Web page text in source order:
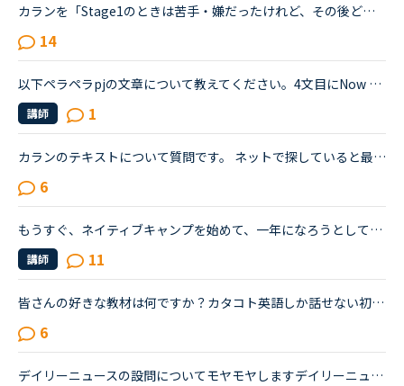
カランを「Stage1のときは苦手・嫌だったけれど、その後どんどん好きになっていた／楽しくなっていった」方のお話を伺ってみたいです。いつも楽しく、共感しながらNC広場を拝見しています。カランを受講したく、1...
14
以下ペラペラpjの文章について教えてください。4文目にNow with success comes challenge との文章があります。Nowは副詞、comes は自動詞の認識であり、本文の文法及び役し方がわかりません。ご教授のほどお願い...
講師 1
カランのテキストについて質問です。 ネットで探していると最新版がどれかわからず、 イギリスのサイトをみると表紙の数字文字がカラフルなやつ（３が黄色）。 ＮＣのサイトだと文字色は統一でブルーで右上がペ...
6
もうすぐ、ネイティブキャンプを始めて、一年になろうとしています。私は小さい子どもが居て、仕事があるので隙間時間で今まで勉強してきました。ネイティブキャンプに入った当初は、英検4級を持っていてその後、...
講師 11
皆さんの好きな教材は何ですか？カタコト英語しか話せない初心者です。一つの教材ばかり選んでレッスンを受けています。他の教材が気になり、最近は先生に先生の好きな教材と生徒に良いと思う教材を聞いています...
6
デイリーニュースの設問についてモヤモヤしますデイリーニュースが好きでよくとっています。世界のニュースのトピックで、内容が常に更新されてとてもいいと思うのですが、最後の３つの設問にいつもモヤモヤしま...